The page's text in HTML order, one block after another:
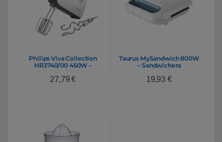
Philips Viva Collection
HR3740/00 450W –
27,79€
Taurus MySandwich 800W
– Sandwichera
19,93 €